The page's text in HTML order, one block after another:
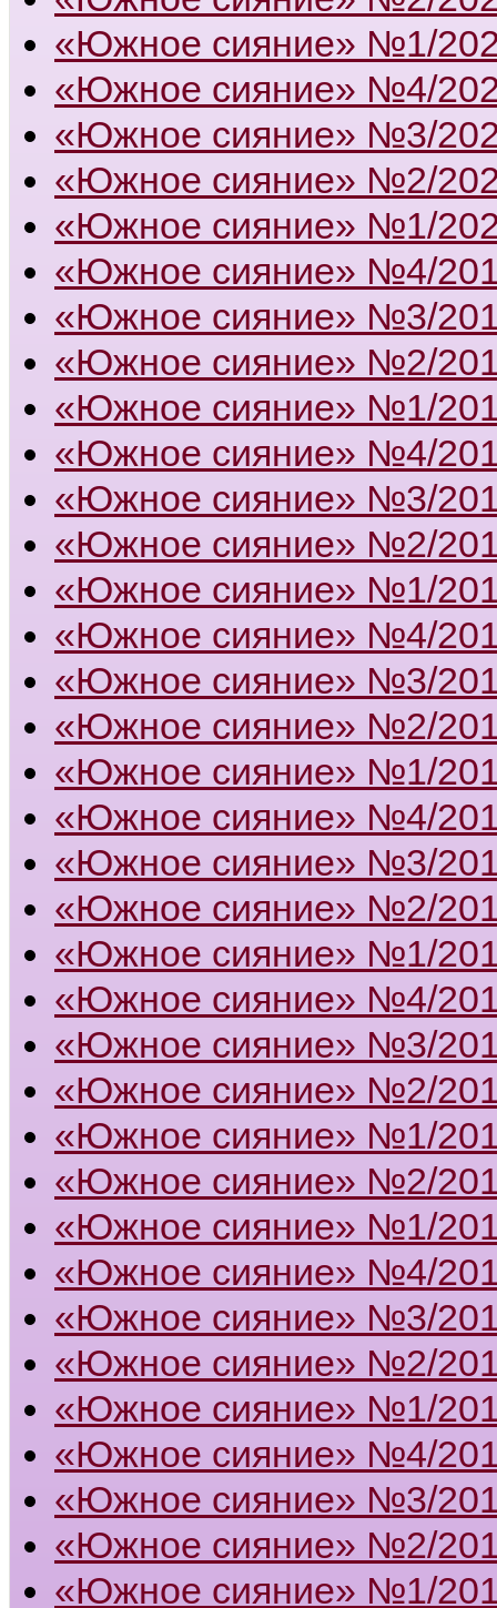
«Южное сияние» №1/
«Южное сияние» №4/
«Южное сияние» №3/
«Южное сияние» №2/
«Южное сияние» №1/
«Южное сияние» №4/
«Южное сияние» №3/
«Южное сияние» №2/
«Южное сияние» №1/
«Южное сияние» №4/
«Южное сияние» №3/
«Южное сияние» №2/
«Южное сияние» №1/
«Южное сияние» №4/
«Южное сияние» №3/
«Южное сияние» №2/
«Южное сияние» №1/
«Южное сияние» №4/
«Южное сияние» №3/
«Южное сияние» №2/
«Южное сияние» №1/
«Южное сияние» №4/
«Южное сияние» №3/
«Южное сияние» №2/
«Южное сияние» №1/
«Южное сияние» №2/
«Южное сияние» №1/
«Южное сияние» №4/
«Южное сияние» №3/
«Южное сияние» №2/
«Южное сияние» №1/
«Южное сияние» №4/
«Южное сияние» №3/
«Южное сияние» №2/
«Южное сияние» №1/